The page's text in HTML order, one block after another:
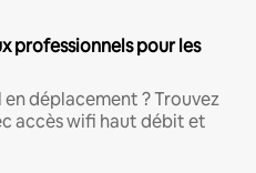
professionnels pour les
déplacement ? Trouvez
accès wifi haut débit et